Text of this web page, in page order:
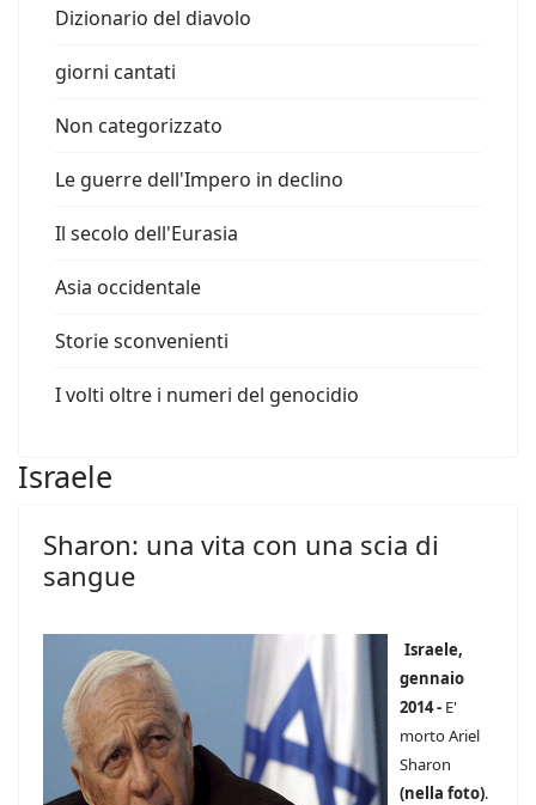
Dizionario del diavolo
giorni cantati
Non categorizzato
Le guerre dell'Impero in declino
Il secolo dell'Eurasia
Asia occidentale
Storie sconvenienti
I volti oltre i numeri del genocidio
Israele
Sharon: una vita con una scia di
sangue
Israele,
gennaio
2014 - E'
morto Ariel
Sharon
(nella foto).